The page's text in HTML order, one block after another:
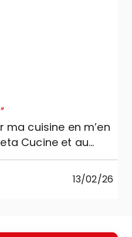
"
ma cuisine en m’en
Cucine et au
sérieux et
Zugaro, et je ne
satisfaite. La
conçue pour
13/02/26